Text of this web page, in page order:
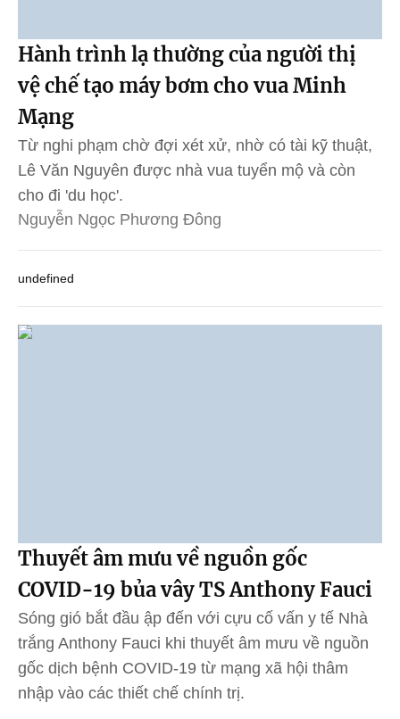
Hành trình lạ thường của người thị
vệ chế tạo máy bơm cho vua Minh
Mạng
Từ nghi phạm chờ đợi xét xử, nhờ có tài kỹ thuật,
Lê Văn Nguyên được nhà vua tuyển mộ và còn
cho đi 'du học'.
Nguyễn Ngọc Phương Đông
undefined
Thuyết âm mưu về nguồn gốc
COVID-19 bủa vây TS Anthony Fauci
Sóng gió bắt đầu ập đến với cựu cố vấn y tế Nhà
trắng Anthony Fauci khi thuyết âm mưu về nguồn
gốc dịch bệnh COVID-19 từ mạng xã hội thâm
nhập vào các thiết chế chính trị.